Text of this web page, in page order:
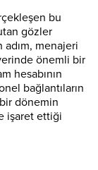
bu
gözler
menajeri
önemli bir
hesabının
bağlantıların
dönemin
işaret ettiği